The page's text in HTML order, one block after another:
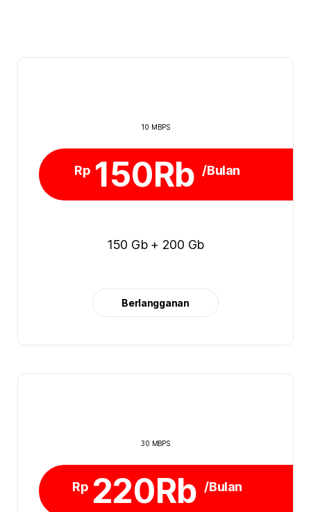
10 MBPS
Rp 150Rb /Bulan
150 Gb + 200 Gb
Berlangganan
30 MBPS
Rp 220Rb /Bulan